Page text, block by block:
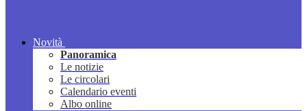
Novità
Panoramica
Le notizie
Le circolari
Calendario eventi
Albo online